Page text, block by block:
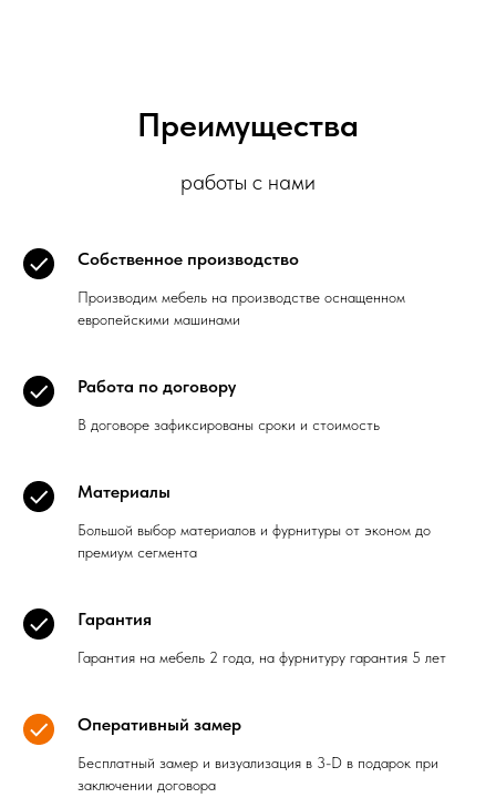
Преимущества
работы с нами
Собственное производство
Производим мебель на производстве оснащенном
европейскими машинами
Работа по договору
В договоре зафиксированы сроки и стоимость
Материалы
Большой выбор материалов и фурнитуры от эконом до
премиум сегмента
Гарантия
Гарантия на мебель 2 года, на фурнитуру гарантия 5 лет
Оперативный замер
Бесплатный замер и визуализация в 3-D в подарок при
заключении договора